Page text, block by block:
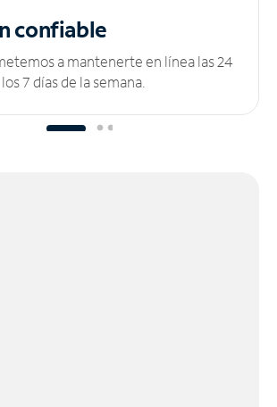
confiable
a mantenerte en línea las 24
7 días de la semana.